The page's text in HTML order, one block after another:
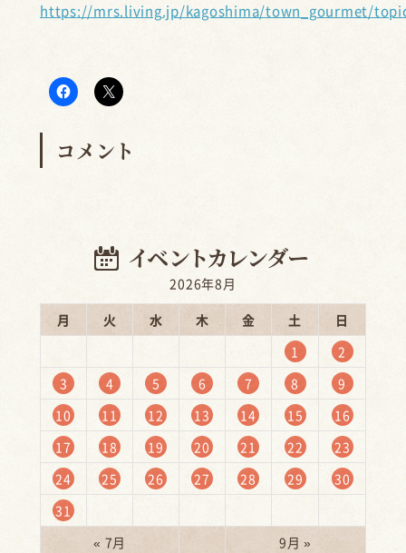
https://mrs.living.jp/kagoshima/town_gourmet/
コメント
2026年8月
月
火 水 木 金 土
日
1
2
3
4 5 6 7 8
9
10
11 12 13 14 15
16
17
18 19 20 21 22
23
24
25 26 27 28 29
30
31
« 7月
9月 »